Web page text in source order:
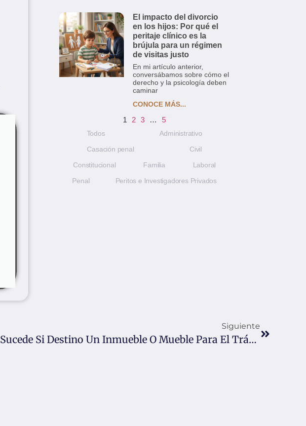
El impacto del divorcio
en los hijos: Por qué el
peritaje clínico es la
brújula para un régimen
de visitas justo
En mi artículo anterior,
conversábamos sobre cómo el
derecho y la psicología deben
caminar
CONOCE MÁS...
1 2 3 … 5
Todos
Administrativo
Casación penal
Civil
Constitucional
Familia
Laboral
Penal
Peritos e Investigadores Privados
Siguiente
¿Qué Sucede Si Destino Un Inmueble O Mueble Para El Tráfico De Estupefacientes?